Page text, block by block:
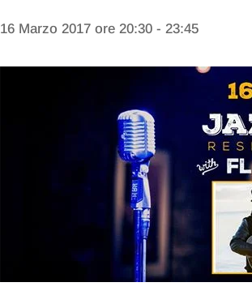
16 Marzo 2017 ore 20:30 -23:45